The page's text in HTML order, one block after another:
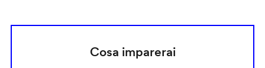
Cosa imparerai